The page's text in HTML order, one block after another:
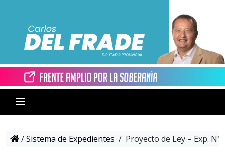
/Sistema de Expedientes / Proyecto de Ley – Exp. N°